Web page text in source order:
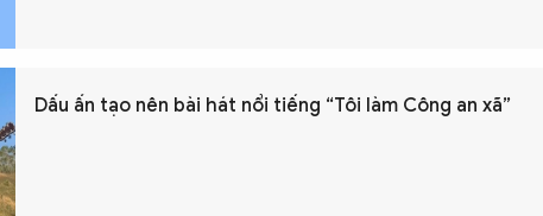
Dấu ấn tạo nên bài hát nổi tiếng “Tôi làm Công an xã”